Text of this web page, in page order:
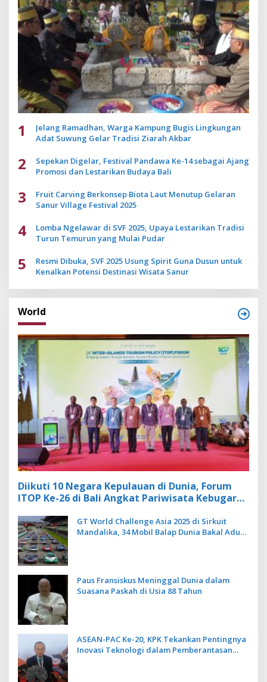
1
Jelang Ramadhan, Warga Kampung Bugis Lingkungan
Adat Suwung Gelar Tradisi Ziarah Akbar
2
Sepekan Digelar, Festival Pandawa Ke-14 sebagai Ajang
Promosi dan Lestarikan Budaya Bali
3
Fruit Carving Berkonsep Biota Laut Menutup Gelaran
Sanur Village Festival 2025
4
Lomba Ngelawar di SVF 2025, Upaya Lestarikan Tradisi
Turun Temurun yang Mulai Pudar
5
Resmi Dibuka, SVF 2025 Usung Spirit Guna Dusun untuk
Kenalkan Potensi Destinasi Wisata Sanur
World
Diikuti 10 Negara Kepulauan di Dunia, Forum
ITOP Ke-26 di Bali Angkat Pariwisata Kebugaran
GT World Challenge Asia 2025 di Sirkuit
Mandalika, 34 Mobil Balap Dunia Bakal Adu
Paus Fransiskus Meninggal Dunia dalam
Suasana Paskah di Usia 88 Tahun
ASEAN-PAC Ke-20, KPK Tekankan Pentingnya
Inovasi Teknologi dalam Pemberantasan